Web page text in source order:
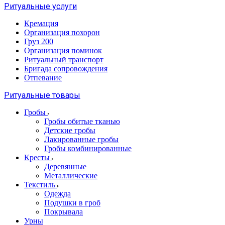
Ритуальные услуги
Кремация
Организация похорон
Груз 200
Организация поминок
Ритуальный транспорт
Бригада сопровождения
Отпевание
Ритуальные товары
Гробы
Гробы обитые тканью
Детские гробы
Лакированные гробы
Гробы комбинированные
Кресты
Деревянные
Металлические
Текстиль
Одежда
Подушки в гроб
Покрывала
Урны